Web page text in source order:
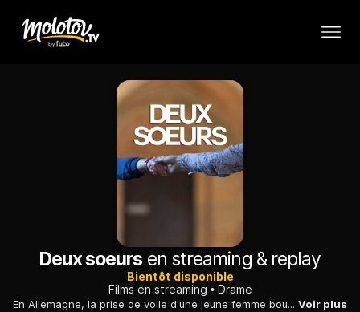
Deux soeurs en streaming & replay
Bientôt disponible
Films en streaming
Drame
En Allemagne, la prise de voile d'une jeune femme bouscule les membres d'une famille, qui déballent leurs rancoeurs et règlent leurs comptes. Voir plus